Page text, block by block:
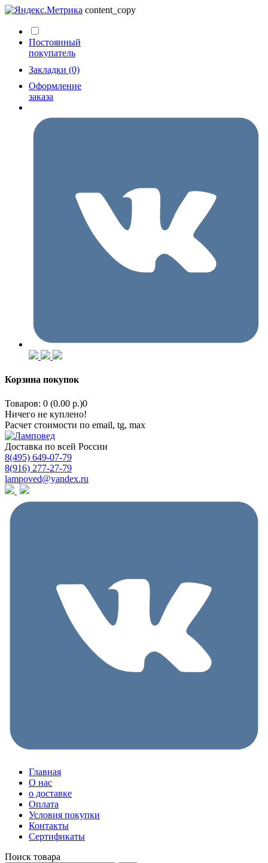
content_copy
Постоянный
покупатель
Закладки (0)
Оформление
заказа
Корзина покупок
Товаров: 0 (0.00 р.)0
Ничего не куплено!
Расчет стоимости по email, tg, max
Доставка по всей России
8(495) 649-07-79
8(916) 277-27-79
lampoved@yandex.ru
Главная
О нас
о доставке
Оплата
Условия покупки
Контакты
Сертификаты
Поиск товара